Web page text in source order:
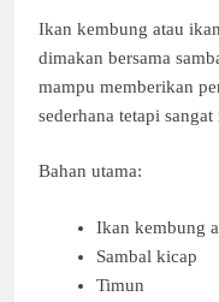
Ikan kembung atau
dimakan bersama
mampu memberikan
sederhana tetapi sangat
Bahan utama:
Ikan kembung
Sambal kicap
Timun